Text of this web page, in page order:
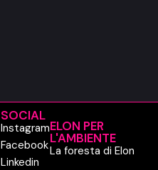
SOCIAL
Instagram
Facebook
Linkedin
ELON PER
L'AMBIENTE
La foresta di Elon